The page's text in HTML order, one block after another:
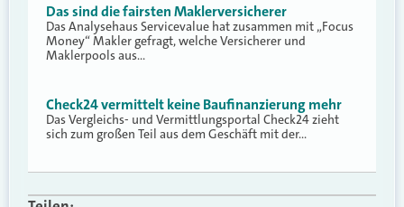
Das sind die fairsten Maklerversicherer
Das Analysehaus Servicevalue hat zusammen mit „Focus
Money“ Makler gefragt, welche Versicherer und
Maklerpools aus…
Check24 vermittelt keine Baufinanzierung mehr
Das Vergleichs- und Vermittlungsportal Check24 zieht
sich zum großen Teil aus dem Geschäft mit der…